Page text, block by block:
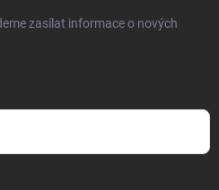
zasílat informace o nových